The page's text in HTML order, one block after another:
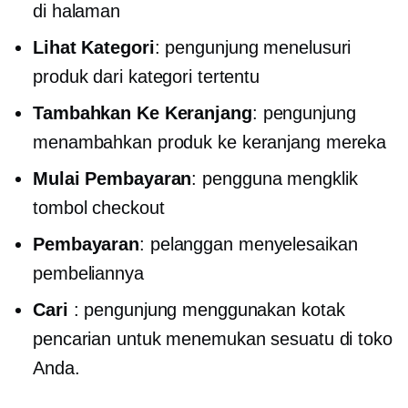
di halaman
Lihat Kategori: pengunjung menelusuri
produk dari kategori tertentu
Tambahkan Ke Keranjang: pengunjung
menambahkan produk ke keranjang mereka
Mulai Pembayaran: pengguna mengklik
tombol checkout
Pembayaran: pelanggan menyelesaikan
pembeliannya
Cari : pengunjung menggunakan kotak
pencarian untuk menemukan sesuatu di toko
Anda.